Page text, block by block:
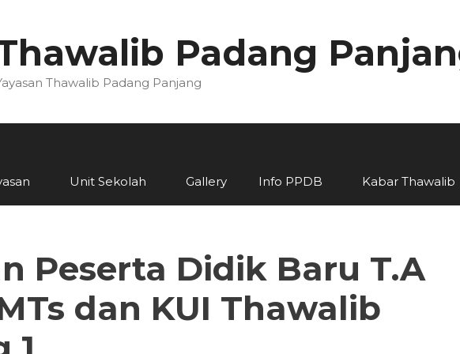
Padang
Thawalib Padang Panjang
Unit Sekolah Gallery Info PPDB Kabar Thawalib
Peserta Didik Baru T.A
dan KUI Thawalib